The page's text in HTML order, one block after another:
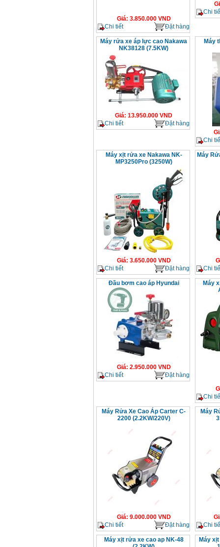
Giá: 3.850.000VND
Chi tiết
Đặt hàng
Chi
Máy rửa xe áp lực cao Nakawa
NK38128 (7.5KW)
Giá: 13.950.000 VND
Chi tiết
Đặt hàng
Máy
Chi
Máy xịt rửa xe Nakawa NK-
MP3250Pro (3250W)
Giá: 3.650.000VND
Chi tiết
Đặt hàng
Máy
Chi
Đầu bơm cao áp Hyundai
Giá: 2.950.000VND
Chi tiết
Đặt hàng
Máy
Chi
Máy Rửa Xe Cao Áp Carter C-
2200 (2.2KW/220V)
Giá: 9.000.000VND
Chi tiết
Đặt hàng
Máy
Chi
Máy xịt rửa xe cao ap NK-48
Máy